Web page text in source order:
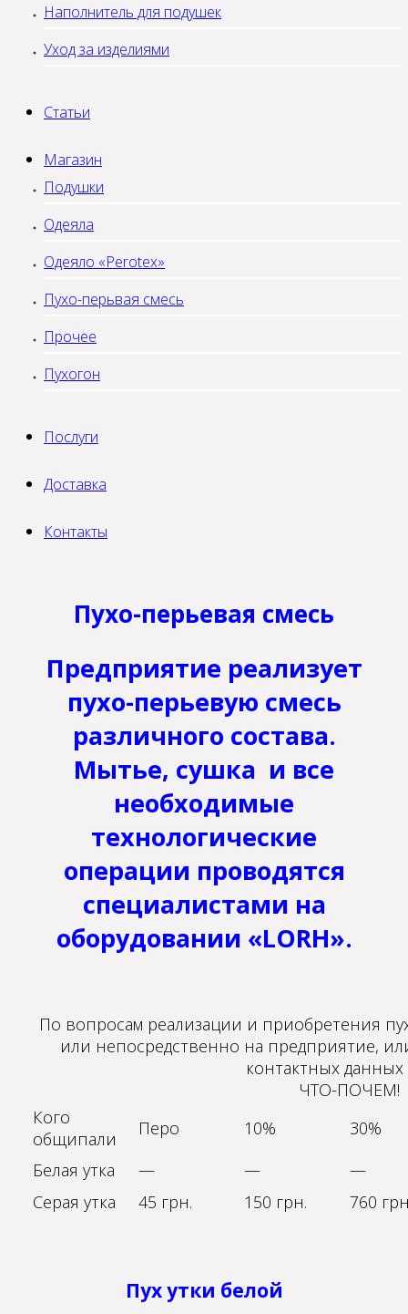
Наполнитель для подушек
Уход за изделиями
Статьи
Магазин
Подушки
Одеяла
Одеяло «Perotex»
Пухо-перьвая смесь
Прочее
Пухогон
Послуги
Доставка
Контакты
Пухо-перьевая смесь
Предприятие реализует
пухо-перьевую смесь
различного состава.
Мытье, сушка и все
необходимые
технологические
операции проводятся
специалистами на
оборудовании «LORH».
По вопросам реализации и приобретения
или непосредственно на предприятие,
контактных данных
ЧТО-ПОЧЕМ!
Кого
общипали
Перо 10%
30%
Белая утка
— —
—
Серая утка
45 грн. 150 грн. 760
Пух утки белой